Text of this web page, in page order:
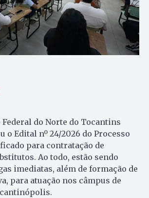
do Norte do Tocantins
o Edital nº 24/2026 do Processo
para contratação de
Ao todo, estão sendo
imediatas, além de formação de
para atuação nos câmpus de